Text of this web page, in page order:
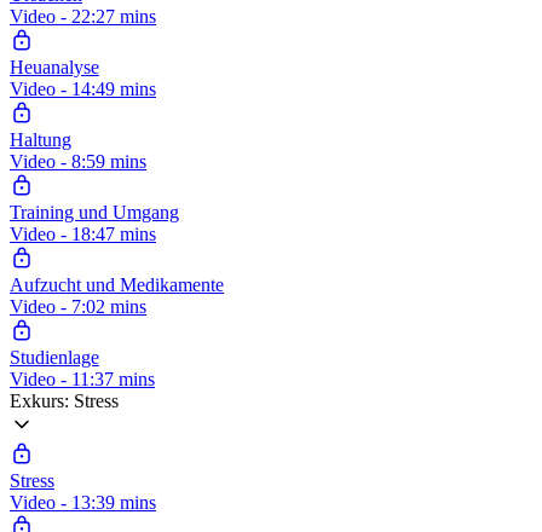
Video - 22:27 mins
Heuanalyse
Video - 14:49 mins
Haltung
Video - 8:59 mins
Training und Umgang
Video - 18:47 mins
Aufzucht und Medikamente
Video - 7:02 mins
Studienlage
Video - 11:37 mins
Exkurs: Stress
Stress
Video - 13:39 mins